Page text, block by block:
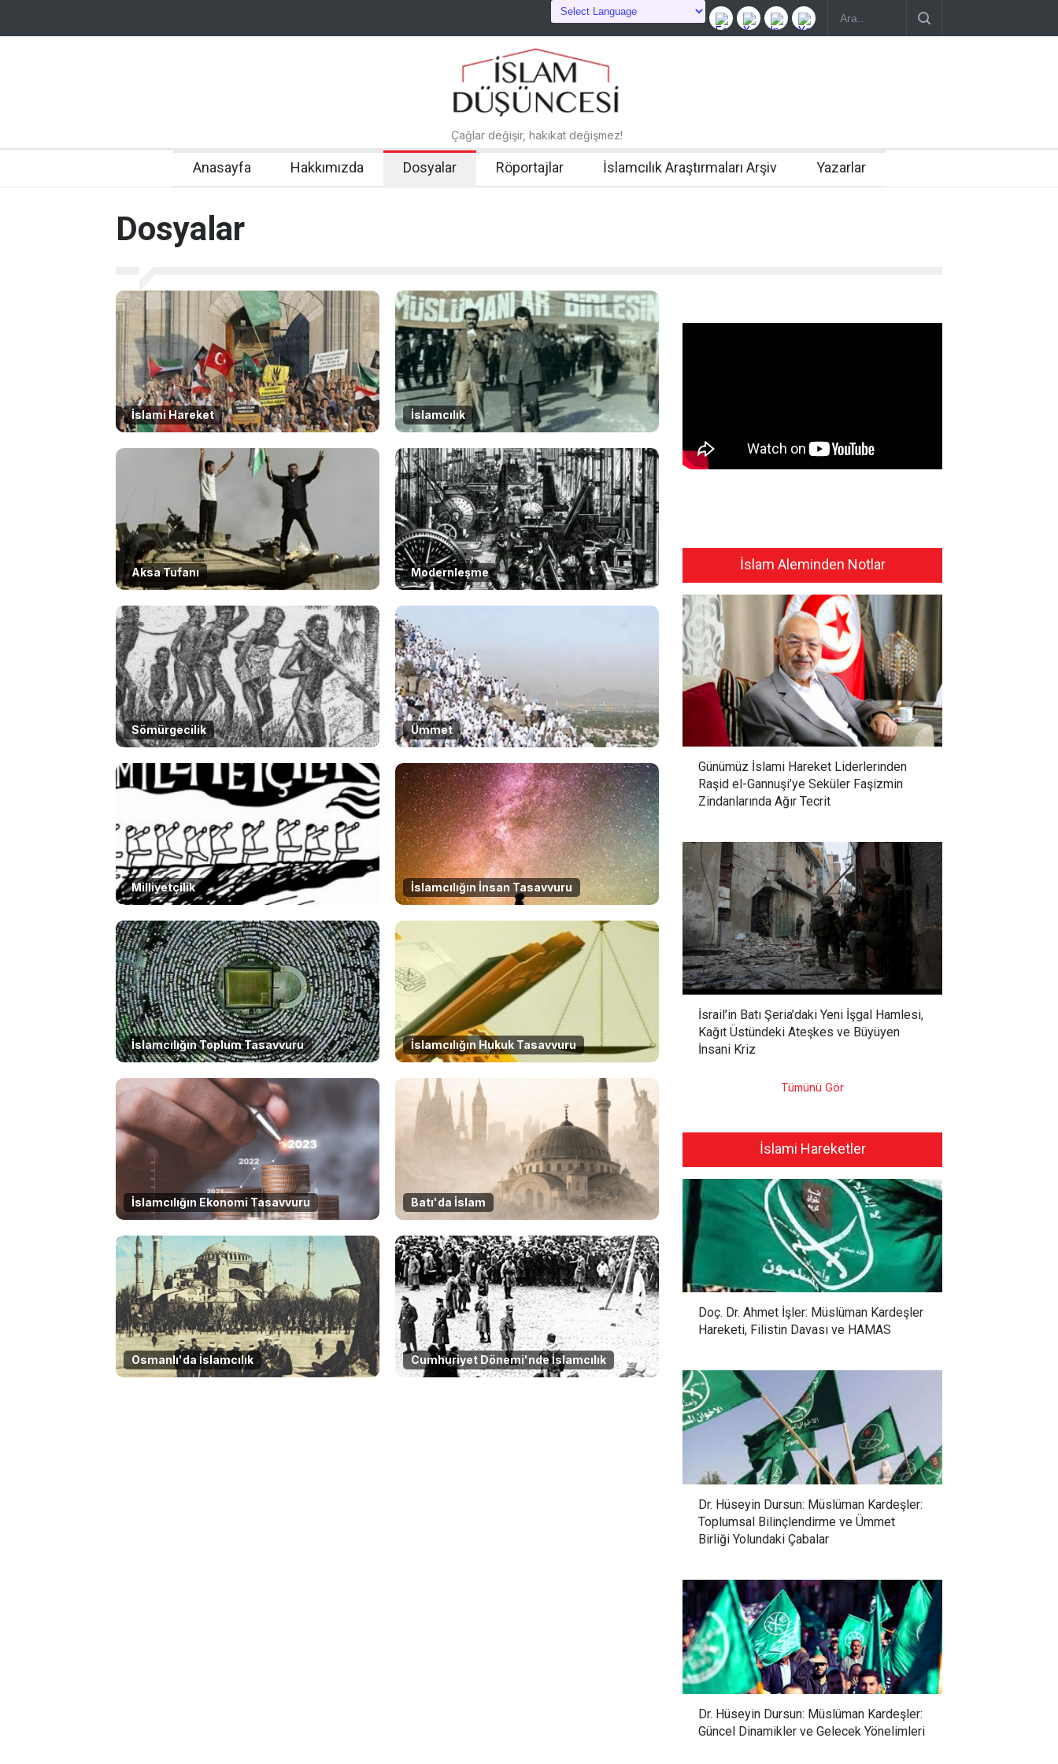
Çağlar değişir, hakikat değişmez!
Anasayfa Hakkımızda Dosyalar Röportajlar İslamcılık Araştırmaları Arşiv Yazarlar
Dosyalar
İslami Hareket İslamcılık
Aksa Tufanı Modernleşme
Sömürgecilik Ümmet
Milliyetçilik İslamcılığın İnsan Tasavvuru
İslamcılığın Toplum Tasavvuru İslamcılığın Hukuk Tasavvuru
İslamcılığın Ekonomi Tasavvuru Batı'da İslam
Osmanlı'da İslamcılık Cumhuriyet Dönemi'nde İslamcılık
İslam Aleminden Notlar
Günümüz İslami Hareket Liderlerinden
Raşid el-Gannuşi’ye Seküler Faşizmin
Zindanlarında Ağır Tecrit
İsrail’in Batı Şeria’daki Yeni İşgal Hamlesi,
Kağıt Üstündeki Ateşkes ve Büyüyen
İnsani Kriz
Tümünü Gör
İslami Hareketler
Doç. Dr. Ahmet İşler: Müslüman Kardeşler
Hareketi, Filistin Davası ve HAMAS
Dr. Hüseyin Dursun: Müslüman Kardeşler:
Toplumsal Bilinçlendirme ve Ümmet
Birliği Yolundaki Çabalar
Dr. Hüseyin Dursun: Müslüman Kardeşler:
Güncel Dinamikler ve Gelecek Yönelimleri